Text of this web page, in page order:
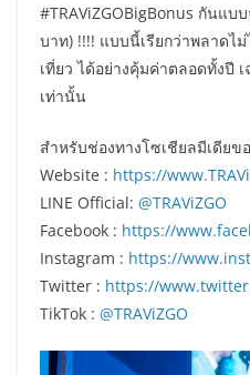
#TRAViZGOBigBonus กันแบ
บาท) !!!! แบบนี้เรียกว่าพลาดไ
เที่ยว ได้อย่างคุ้มค่าตลอดทั้งปี
เท่านั้น
สำหรับช่องทางโซเชียลมีเดียขอ
Website : https://
LINE Official: @TRAViZGO
Facebook : https://
Instagram : https://
Twitter : https://
TikTok : @TRAViZGO